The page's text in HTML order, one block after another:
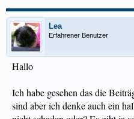
Lea
Erfahrener Benutzer
Hallo
Ich habe gesehen das die
sind aber ich denke auch ein